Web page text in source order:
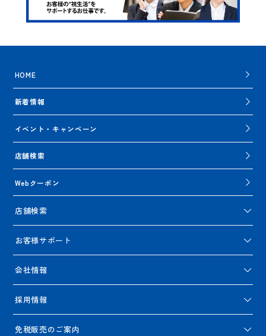
HOME
新着情報
イベント・キャンペーン
店舗検索
Webクーポン
店舗検索
お客様サポート
会社情報
採用情報
免税販売のご案内